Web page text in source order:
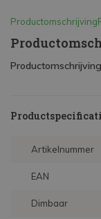
Productomschrijving
Productomschrijving
Artikelnummer
EAN
Dimbaar